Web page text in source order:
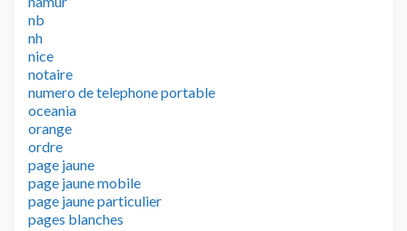
nb
nh
nice
notaire
numero de telephone portable
oceania
orange
ordre
page jaune
page jaune mobile
page jaune particulier
pages blanches